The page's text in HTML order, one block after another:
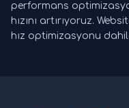
performans
hızını artırıyoruz.
hız optimizasyonu